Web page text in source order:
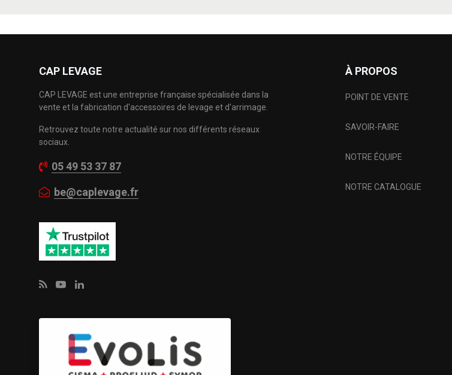
CAP LEVAGE
CAP LEVAGE est une entreprise française spécialisée dans la
vente et la fabrication d'accessoires de levage et d'arrimage.
Retrouvez toute notre actualité sur nos différents réseaux
sociaux.
05 49 53 37 87
be@caplevage.fr
À PROPOS
POINT DE VENTE
SAVOIR-FAIRE
NOTRE ÉQUIPE
NOTRE CATALOGUE